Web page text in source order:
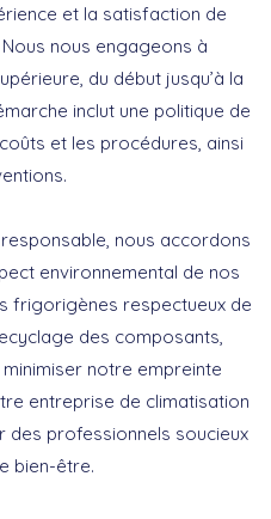
et la satisfaction de
nous engageons à
du début jusqu’à la
inclut une politique de
et les procédures, ainsi
.
nous accordons
environnemental de nos
frigorigènes respectueux de
des composants
notre empreinte
entreprise de climatisation
des professionnels soucieux
bien-être.